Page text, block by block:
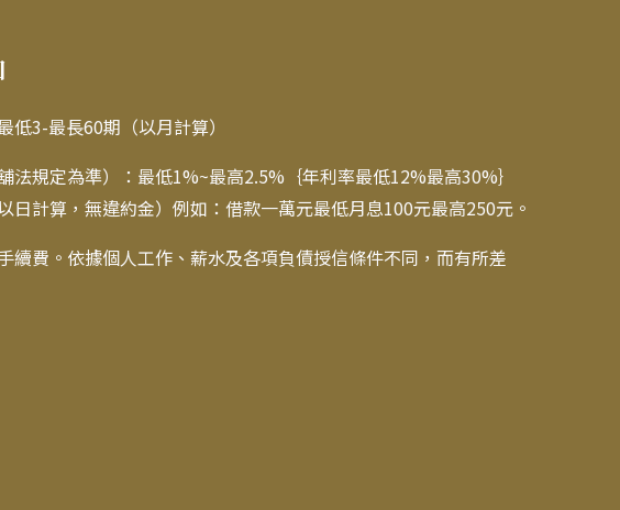
低3-最長60期（以月計算）
法規定為準）：最低1%~最高2.5%｛年利率最低12%最高30%｝
以日計算，無違約金）例如：借款一萬元最低月息100元最高250元。
續費。依據個人工作、薪水及各項負債授信條件不同，而有所差